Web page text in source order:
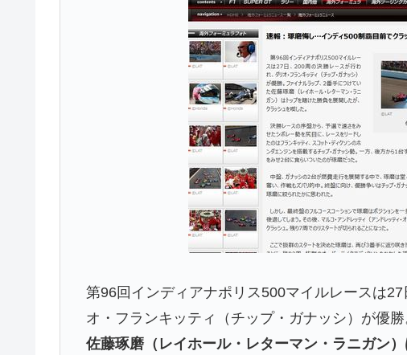
第96回インディアナポリス500マイルレースは
オ・フランキッティ（チップ・ガナッシ）が優
佐藤琢磨（レイホール・レターマン・ラニガン